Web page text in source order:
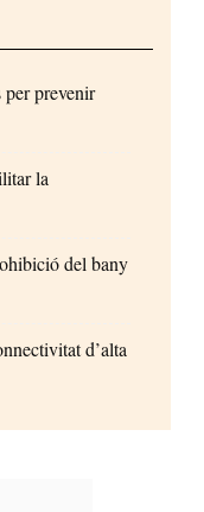
per prevenir
la
del bany
d’alta